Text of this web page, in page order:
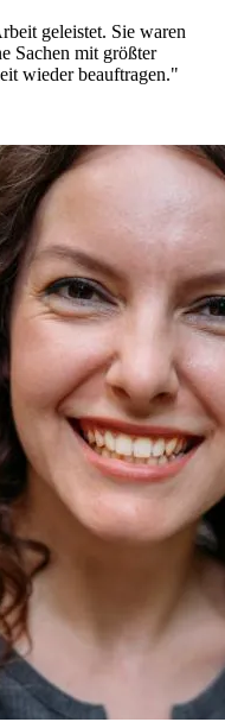
geleistet. Sie waren
Sachen mit größter
wieder beauftragen."